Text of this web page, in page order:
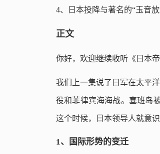
4、日本投降与著名的“玉音放
正文
你好，欢迎继续收听《日本
我们上一集说了日军在太平
役和菲律宾海海战。塞班岛
这个时候，日本领导人就意
1、国际形势的变迁